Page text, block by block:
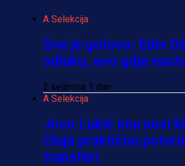
A Selekcija
Sve je gotovo: Edin
odluku, evo gdje
2 sedmica 1 dan
A Selekcija
Jovo Lukić ima novi
Cluja praktično
transfer!